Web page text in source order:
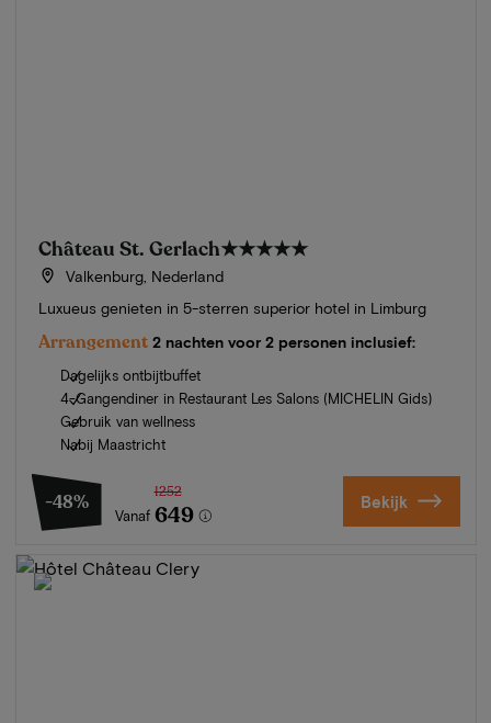
Château St. Gerlach★★★★★
Valkenburg, Nederland
Luxueus genieten in 5-sterren superior hotel in Limburg
Arrangement 2 nachten voor 2 personen inclusief:
Dagelijks ontbijtbuffet
4-Gangendiner in Restaurant Les Salons (MICHELIN Gids)
Gebruik van wellness
Nabij Maastricht
-48%
Vanaf
1252
649 Bekijk